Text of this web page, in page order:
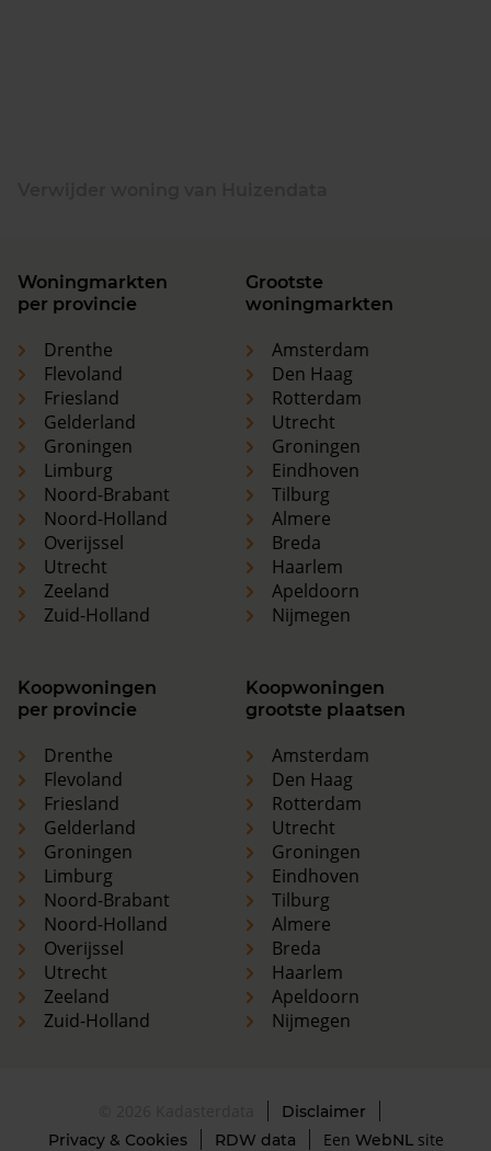
Woningmarkten
per provincie
Drenthe
Flevoland
Friesland
Gelderland
Groningen
Limburg
Noord-Brabant
Noord-Holland
Overijssel
Utrecht
Zeeland
Zuid-Holland
Grootste
woningmarkten
Amsterdam
Den Haag
Rotterdam
Utrecht
Groningen
Eindhoven
Tilburg
Almere
Breda
Haarlem
Apeldoorn
Nijmegen
Koopwoningen
per provincie
Drenthe
Flevoland
Friesland
Gelderland
Groningen
Limburg
Noord-Brabant
Noord-Holland
Overijssel
Utrecht
Zeeland
Zuid-Holland
Koopwoningen
grootste plaatsen
Amsterdam
Den Haag
Rotterdam
Utrecht
Groningen
Eindhoven
Tilburg
Almere
Breda
Haarlem
Apeldoorn
Nijmegen
Disclaimer
Privacy & Cookies
RDW data Een WebNLsite